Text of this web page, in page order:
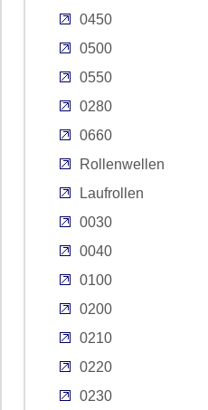
0450
0500
0550
0280
0660
Rollenwellen
Laufrollen
0030
0040
0100
0200
0210
0220
0230